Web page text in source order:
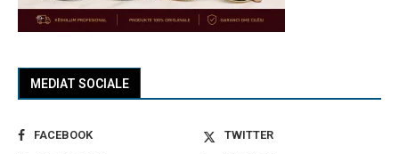
MEDIAT SOCIALE
FACEBOOK
TWITTER